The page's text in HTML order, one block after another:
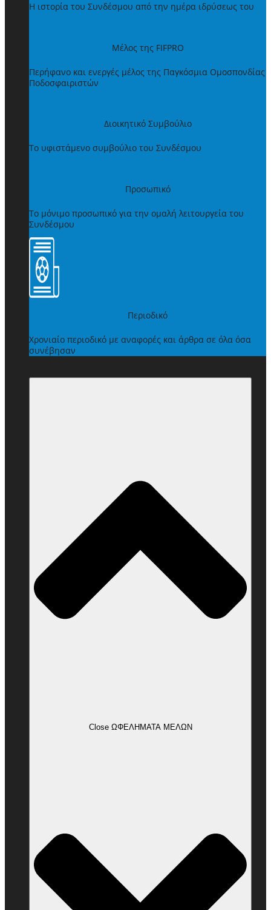
Η ιστορία του Συνδέσμου από την ημέρα ιδρύσεως του
Μέλος της FIFPRO
Περήφανο και ενεργές μέλος της Παγκόσμια Ομοσπονδίας
Ποδοσφαιριστών
Διοικητικό Συμβούλιο
Το υφιστάμενο συμβούλιο του Συνδέσμου
Προσωπικό
Το μόνιμο προσωπικό για την ομαλή λειτουργεία του
Συνδέσμου
Περιοδικό
Χρονιαίο περιοδικό με αναφορές και άρθρα σε όλα όσα
συνέβησαν
Close ΩΦΕΛΗΜΑΤΑ ΜΕΛΩΝ